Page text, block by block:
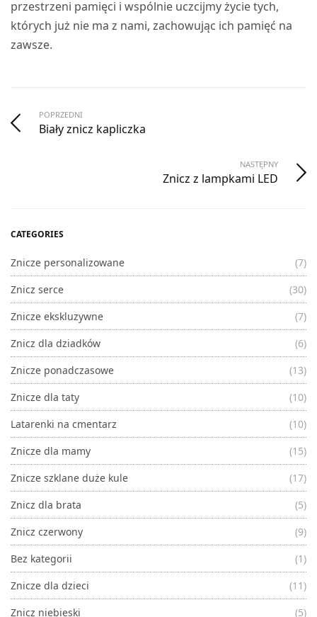
przestrzeni pamięci i wspólnie uczcijmy życie tych,
których już nie ma z nami, zachowując ich pamięć na
zawsze.
POPRZEDNI
Biały znicz kapliczka
NASTĘPNY
Znicz z lampkami LED
CATEGORIES
Znicze personalizowane
(7)
Znicz serce
(30)
Znicze ekskluzywne
(7)
Znicz dla dziadków
(6)
Znicze ponadczasowe
(13)
Znicze dla taty
(10)
Latarenki na cmentarz
(10)
Znicze dla mamy
(15)
Znicze szklane duże kule
(17)
Znicz dla brata
(5)
Znicz czerwony
(9)
Bez kategorii
(1)
Znicze dla dzieci
(11)
Znicz niebieski
(5)